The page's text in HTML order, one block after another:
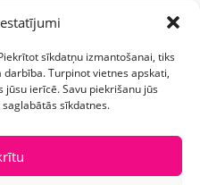
sīkdatņu izmantošanai, tiks
Turpinot vietnes apskati,
ierīcē. Savu piekrišanu jūs
sīkdatnes.